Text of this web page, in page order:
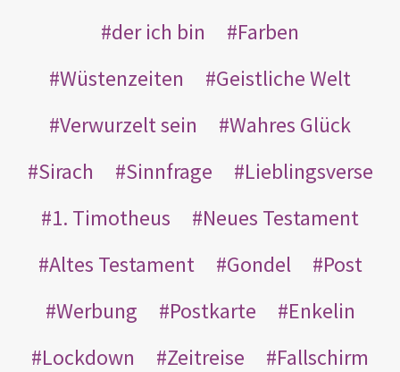
der ich bin
Farben
Wüstenzeiten
Geistliche Welt
Verwurzelt sein
Wahres Glück
Sirach
Sinnfrage
Lieblingsverse
1. Timotheus
Neues Testament
Altes Testament
Gondel
Post
Werbung
Postkarte
Enkelin
Lockdown
Zeitreise
Fallschirm